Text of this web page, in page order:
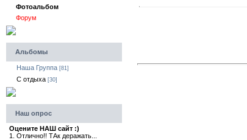
Фотоальбом
Форум
Альбомы
Наша Группа [81]
C отдыха [30]
Наш опрос
Оцените НАШ сайт :)
1. Отлично!! ТАк деражать...